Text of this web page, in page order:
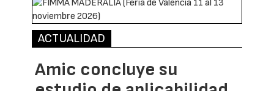
ACTUALIDAD
Amic concluye su